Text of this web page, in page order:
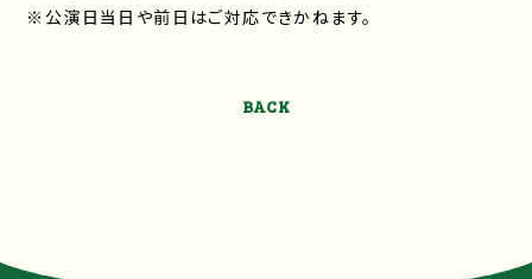
※公演日当日や前日はご対応できかねます。
BACK